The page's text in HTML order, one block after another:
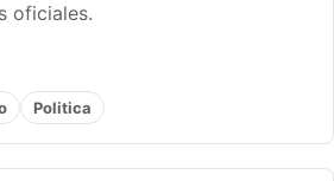
oficiales.
Politica